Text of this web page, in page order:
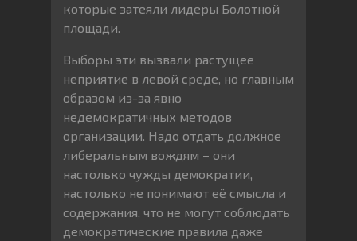
которые затеяли лидеры Болотной
площади.
Выборы эти вызвали растущее
неприятие в левой среде, но главным
образом из-за явно
недемократичных методов
организации. Надо отдать должное
либеральным вождям – они
настолько чужды демократии,
настолько не понимают её смысла и
содержания, что не могут соблюдать
демократические правила даже